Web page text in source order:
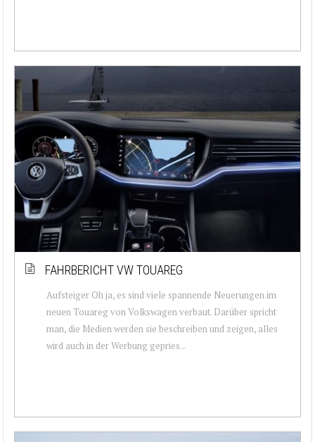
FAHRBERICHT VW TOUAREG
Aufsteiger Oh ja, es sind viele spannende Neuerungen im
neuen Touareg von Volkswagen verbaut. Darüber spricht
man, die Medien werden sie beschreiben und zeigen, alles
wird auch in der Werbung gepries...